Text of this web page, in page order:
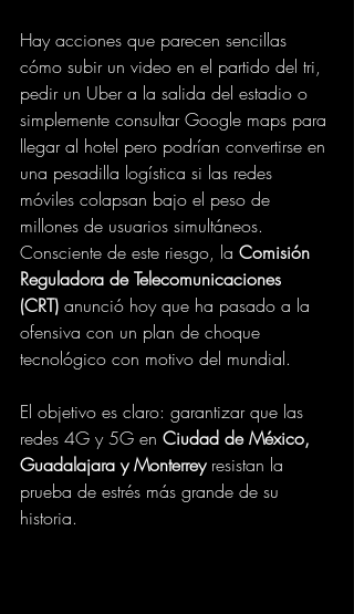
Hay acciones que parecen sencillas
cómo subir un video en el partido del tri,
pedir un Uber a la salida del estadio o
simplemente consultar Google maps para
llegar al hotel pero podrían convertirse en
una pesadilla logística si las redes
móviles colapsan bajo el peso de
millones de usuarios simultáneos.
Consciente de este riesgo, la Comisión
Reguladora de Telecomunicaciones
(CRT) anunció hoy que ha pasado a la
ofensiva con un plan de choque
tecnológico con motivo del mundial.
El objetivo es claro: garantizar que las
redes 4G y 5G en Ciudad de México,
Guadalajara y Monterrey resistan la
prueba de estrés más grande de su
historia.